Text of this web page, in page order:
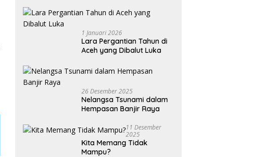
1 Januari 2026
Lara Pergantian Tahun di
Aceh yang Dibalut Luka
26 Desember 2025
Nelangsa Tsunami dalam
Hempasan Banjir Raya
11 Desember
2025
Kita Memang Tidak
Mampu?